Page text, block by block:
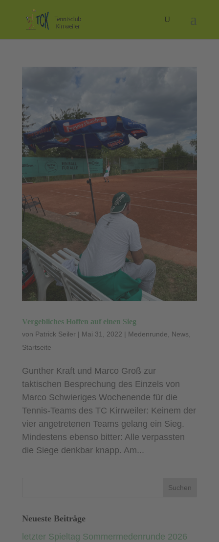
Vergebliches Hoffen auf einen Sieg
von Patrick Seiler | Mai 31, 2022 | Medenrunde News
Startseite
Gunther Kraft und Marco Groß zur
taktischen Besprechung des Einzels von
Marco Schwieriges Wochenende für die
Tennis-Teams des TC Kirrweiler: Keinem der
vier angetretenen Teams gelang ein Sieg.
Mindestens ebenso bitter: Alle verpassten
die Siege denkbar knapp. Am...
Neueste Beiträge
letzter Spieltag Sommermedenrunde 2026